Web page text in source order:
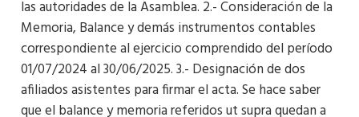
las autoridades de la Asamblea. 2.- Consideración de la
Memoria, Balance y demás instrumentos contables
correspondiente al ejercicio comprendido del período
01/07/2024 al 30/06/2025. 3.- Designación de dos
afiliados asistentes para firmar el acta. Se hace saber
que el balance y memoria referidos ut supra quedan a